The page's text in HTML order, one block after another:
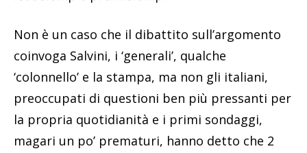
Non è un caso che il dibattito sull’argomento
coinvoga Salvini, i ‘generali’, qualche
‘colonnello’ e la stampa, ma non gli italiani,
preoccupati di questioni ben più pressanti per
la propria quotidianità e i primi sondaggi,
magari un po’ prematuri, hanno detto che 2